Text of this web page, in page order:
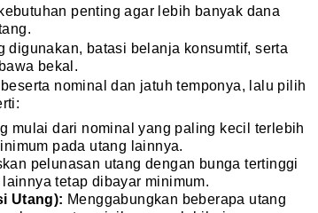
penting agar lebih banyak dana
digunakan, batasi belanja konsumtif, serta
bekal.
nominal dan jatuh temponya, lalu pilih
mulai dari nominal yang paling kecil terlebih
pada utang lainnya.
pelunasan utang dengan bunga tertinggi
tetap dibayar minimum.
Utang): Menggabungkan beberapa utang